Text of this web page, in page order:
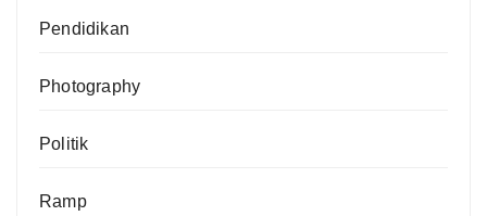
Pendidikan
Photography
Politik
Ramp